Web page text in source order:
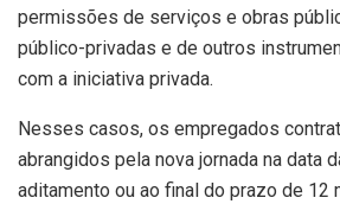
permissões de serviços e obras
público-privadas e de outros
com a iniciativa privada.
Nesses casos, os empregados
abrangidos pela nova jornada na data
aditamento ou ao final do prazo de 12